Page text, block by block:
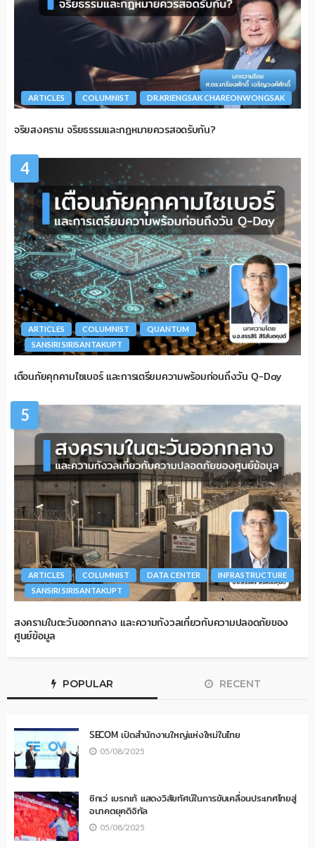
ARTICLES COLUMNIST DR.KRIENGSAK CHAREONWONGSAK
จริยสงคราม จริยธรรมและกฎหมายควรสอดรับกัน?
4
ARTICLES COLUMNIST
QUANTUM
SANSIRI SIRISANTAKUPT
เตือนภัยคุกคามไซเบอร์ และการเตรียมความพร้อมก่อนถึงวัน Q-Day
5
ARTICLES COLUMNIST DATA CENTER
INFRASTRUCTURE
SANSIRI SIRISANTAKUPT
สงครามในตะวันออกกลาง และความกังวลเกี่ยวกับความปลอดภัยของ
ศูนย์ข้อมูล
POPULAR RECENT
SECOM เปิดสำนักงานใหญ่แห่งใหม่ในไทย
05/08/2025
ซิกเว่ เบรกเก้ แสดงวิสัยทัศน์ในการขับเคลื่อนประเทศไทยสู่
อนาคตยุคดิจิทัล
05/08/2025